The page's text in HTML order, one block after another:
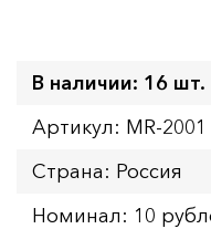
В наличии: 16 шт.
Артикул: MR-2001
Страна: Россия
Номинал: 10